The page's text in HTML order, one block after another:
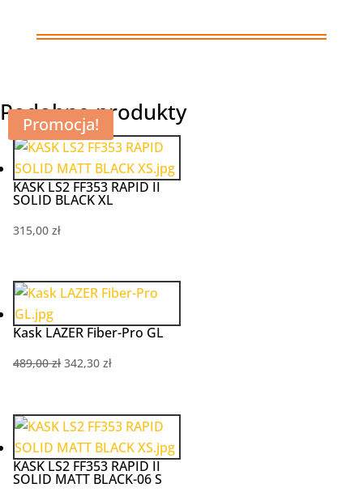
Podobne produkty
KASK LS2 FF353 RAPID II
SOLID BLACK XL
315,00 zł
Promocja!
Kask LAZER Fiber-Pro GL
489,00zł Pierwotna
489,00 zł.
342,30 złAktualna
342,30 zł.
KASK LS2 FF353 RAPID II
SOLID MATT BLACK-06 S